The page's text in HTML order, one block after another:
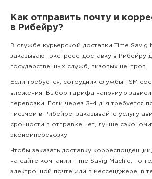
Как отправить почту и
в Рибейру?
В службе курьерской доставки Time Savig
заказывают экспресс–доставку в Рибейру
государственных служб, визовых центров.
Если требуется, сотрудник службы TSM
вложения. Выбор тарифа напрямую
перевозки. Если через 3–4 дня требуется
письмом в Рибейре, заказывайте услугу
срочности в отправке нет, лучше
экономперевозку.
Чтобы заказать доставку
на сайте компании Time Savig Machie, по
электронной почте или в мессенджере, в